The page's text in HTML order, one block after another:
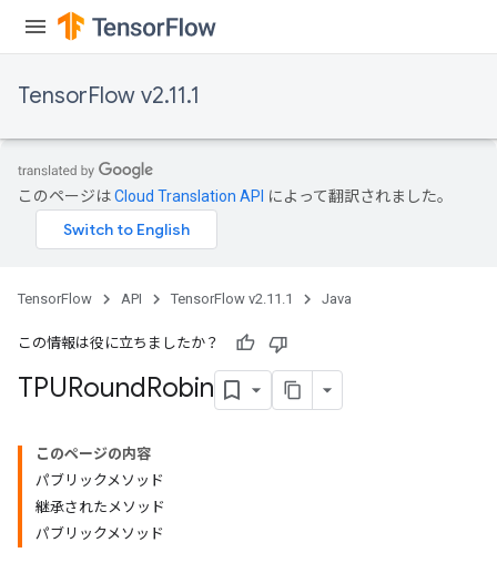
TensorFlow v2.11.1
このページはCloud Translation API によって翻訳されました。
TensorFlow API TensorFlow v2.11.1 Java
この情報は役に立ちましたか？
TPURoundRobin
このページの内容
パブリックメソッド
継承されたメソッド
パブリックメソッド